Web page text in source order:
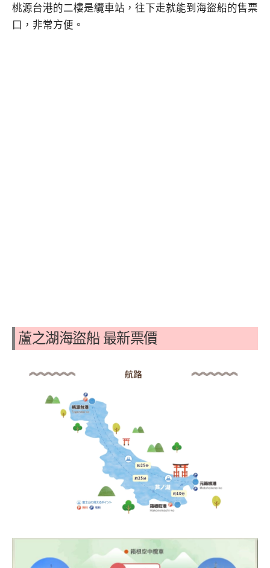
桃源台港的二樓是纜車站，往下走就能到海盜船的售票
口，非常方便。
蘆之湖海盜船 最新票價